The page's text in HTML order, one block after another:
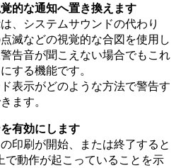
的な通知へ置き換えます
、システムサウンドの代わり
滅などの視覚的な合図を使用し
告音が聞こえない場合でもこれ
する機能です。
表示がどのような方法で警告す
ます。
有効にします
印刷が開始、または終了すると
で動作が起こっていることを示